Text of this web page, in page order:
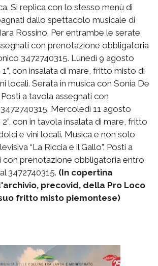
Si replica con lo stesso menù di
dallo spettacolo musicale di
Rossino. Per entrambe le serate
con prenotazione obbligatoria
3472740315. Lunedì 9 agosto
con insalata di mare, fritto misto di
locali. Serata in musica con Sonia De
a tavola assegnati con
Mercoledì 11 agosto
con in tavola insalata di mare, fritto
e vini locali. Musica e non solo
“La Riccia e il Gallo”. Posti a
con prenotazione obbligatoria entro
3472740315. (In copertina
precovid, della Pro Loco
fritto misto piemontese)